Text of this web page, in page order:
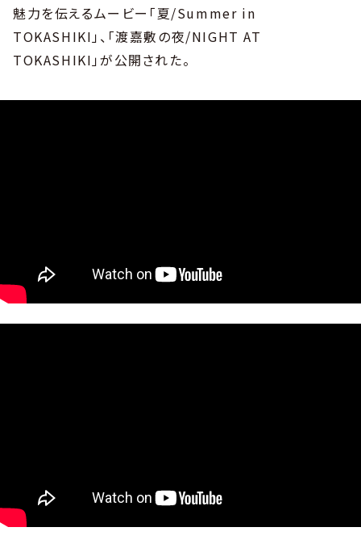
魅力を伝えるムービー「夏/Summer in
TOKASHIKI」、「渡嘉敷の夜/NIGHT AT
TOKASHIKI」が公開された。